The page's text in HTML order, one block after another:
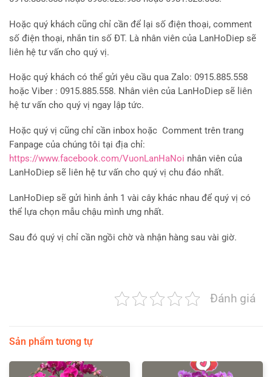
Hoặc quý khách cũng chỉ cần để lại số điện thoại, comment
số điện thoại, nhắn tin số ĐT. Là nhân viên của LanHoDiep sẽ
liên hệ tư vấn cho quý vị.
Hoặc quý khách có thể gửi yêu cầu qua Zalo: 0915.885.558
hoặc Viber : 0915.885.558. Nhân viên của LanHoDiep sẽ liên
hệ tư vấn cho quý vị ngay lập tức.
Hoặc quý vị cũng chỉ cần inbox hoặc Comment trên trang
Fanpage của chúng tôi tại địa chỉ:
https://www.facebook.com/VuonLanHaNoi nhân viên của
LanHoDiep sẽ liên hệ tư vấn cho quý vị chu đáo nhất.
LanHoDiep sẽ gửi hình ảnh 1 vài cây khác nhau để quý vị có
thể lựa chọn mẫu chậu mình ưng nhất.
Sau đó quý vị chỉ cần ngồi chờ và nhận hàng sau vài giờ.
Đánh giá
Sản phẩm tương tự